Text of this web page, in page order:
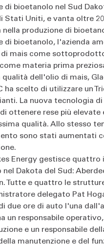
di bioetanolo nel Sud
Stati Uniti, e vanta oltre
nella produzione di
di bioetanolo, l'azienda
di mais come
materia prima
qualità dell'olio di mais,
ha scelto di utilizzare un
La nuova tecnologia di
ottenere rese più elevate
qualità. Allo stesso
sono stati aumentati
Energy gestisce quattro
Dakota del Sud:
Tutte e quattro le
delegato Pat
due ore di auto l'una
un responsabile
e un responsabile
manutenzione e del